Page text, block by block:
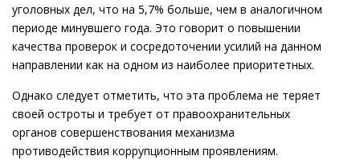
уголовных дел, что на 5,7% больше, чем в аналогичном
периоде минувшего года. Это говорит о повышении
качества проверок и сосредоточении усилий на данном
направлении как на одном из наиболее приоритетных.
Однако следует отметить, что эта проблема не теряет
своей остроты и требует от правоохранительных
органов совершенствования механизма
противодействия коррупционным проявлениям.